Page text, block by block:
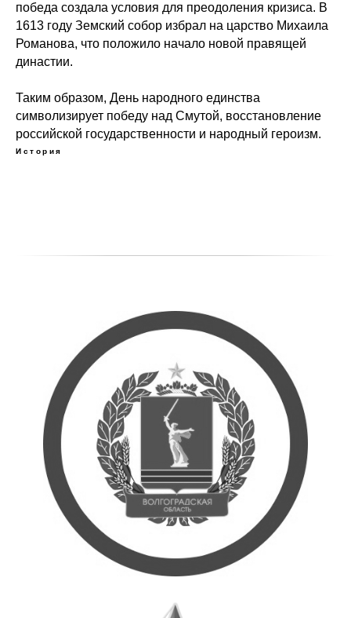
победа создала условия для преодоления кризиса. В
1613 году Земский собор избрал на царство Михаила
Романова, что положило начало новой правящей
династии.
Таким образом, День народного единства
символизирует победу над Смутой, восстановление
российской государственности и народный героизм.
История